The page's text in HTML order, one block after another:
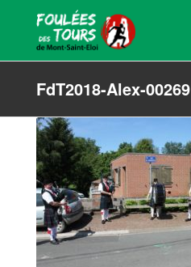
FdT2018-Alex-00269